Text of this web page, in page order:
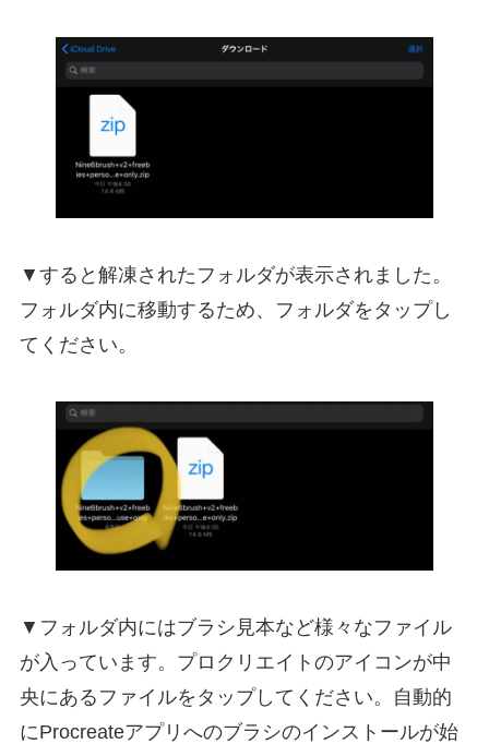
▼すると解凍されたフォルダが表示されました。
フォルダ内に移動するため、フォルダをタップし
てください。
▼フォルダ内にはブラシ見本など様々なファイル
が入っています。プロクリエイトのアイコンが中
央にあるファイルをタップしてください。自動的
にProcreateアプリへのブラシのインストールが始